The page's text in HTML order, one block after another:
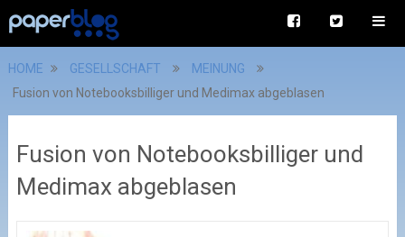
HOME GESELLSCHAFT
MEINUNG
Fusion von Notebooksbilliger und Medimax abgeblasen
Fusion von Notebooksbilliger und
Medimax abgeblasen